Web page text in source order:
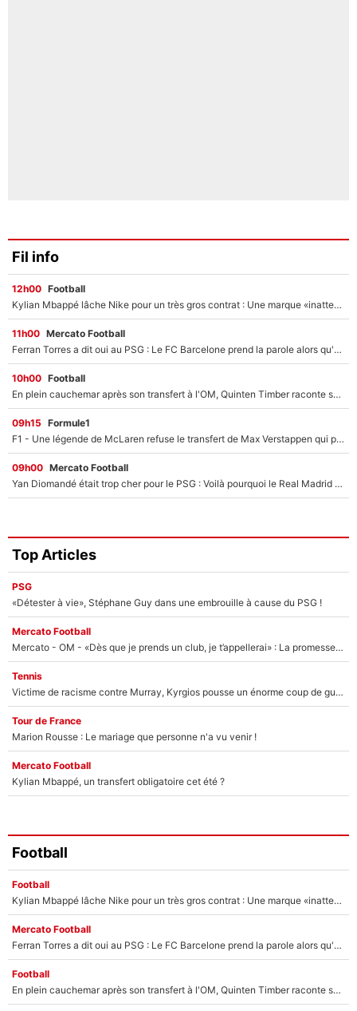
Fil info
12h00 Football
Kylian Mbappé lâche Nike pour un très gros contrat : Une marque «inattendue» va frapper très fort
11h00 Mercato Football
Ferran Torres a dit oui au PSG : Le FC Barcelone prend la parole alors qu'un transfert de l'attaquant espagnol prend forme
10h00 Football
En plein cauchemar après son transfert à l'OM, Quinten Timber raconte ses doutes après sa signature à Marseille
09h15 Formule1
F1 - Une légende de McLaren refuse le transfert de Max Verstappen qui pourrait «faire des vagues» et plomber l'ambiance dans l'équipe
09h00 Mercato Football
Yan Diomandé était trop cher pour le PSG : Voilà pourquoi le Real Madrid a accepté de payer la somme record de 140M€ pour boucler son transfert !
Top Articles
PSG
«Détester à vie», Stéphane Guy dans une embrouille à cause du PSG !
Mercato Football
Mercato - OM - «Dès que je prends un club, je t’appellerai» : La promesse de Marcelino au moment de claquer la porte
Tennis
Victime de racisme contre Murray, Kyrgios pousse un énorme coup de gueule !
Tour de France
Marion Rousse : Le mariage que personne n'a vu venir !
Mercato Football
Kylian Mbappé, un transfert obligatoire cet été ?
Football
Football
Kylian Mbappé lâche Nike pour un très gros contrat : Une marque «inattendue» va frapper très fort
Mercato Football
Ferran Torres a dit oui au PSG : Le FC Barcelone prend la parole alors qu'un transfert de l'attaquant espagnol prend forme
Football
En plein cauchemar après son transfert à l'OM, Quinten Timber raconte ses doutes après sa signature à Marseille